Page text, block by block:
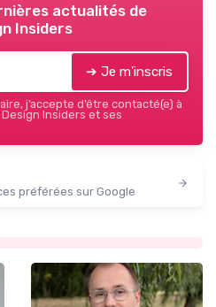
actualités de
Insiders
➔ Je m'inscris
j’accepte d’être contacté(e) à
Insiders et ses
préférées sur Google